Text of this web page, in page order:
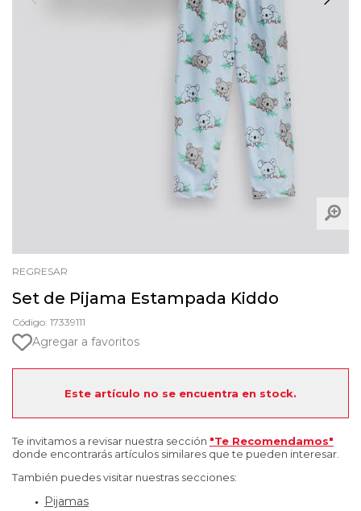
REGRESAR
Set de Pijama Estampada Kiddo
Código: 17339111
Agregar a favoritos
Este artículo no se encuentra en stock.
Te invitamos a revisar nuestra sección "Te Recomendamos"
donde encontrarás artículos similares que te pueden interesar.
También puedes visitar nuestras secciones:
Pijamas